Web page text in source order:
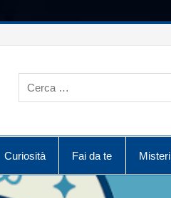
Curiosità Fai da te Misteri